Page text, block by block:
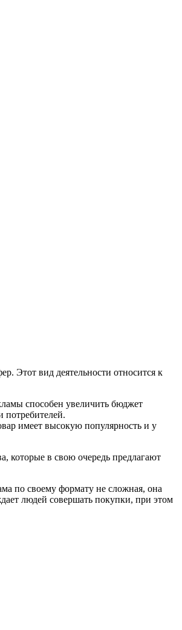
Этот вид деятельности относится к
способен увеличить бюджет
потребителей.
имеет высокую популярность и у
которые в свою очередь предлагают
по своему формату не сложная, она
людей совершать покупки, при этом